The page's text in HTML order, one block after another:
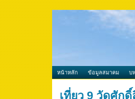
หน้าหลัก ข้อมูลสมาคม บ
เที่ยว 9 วัดศัก